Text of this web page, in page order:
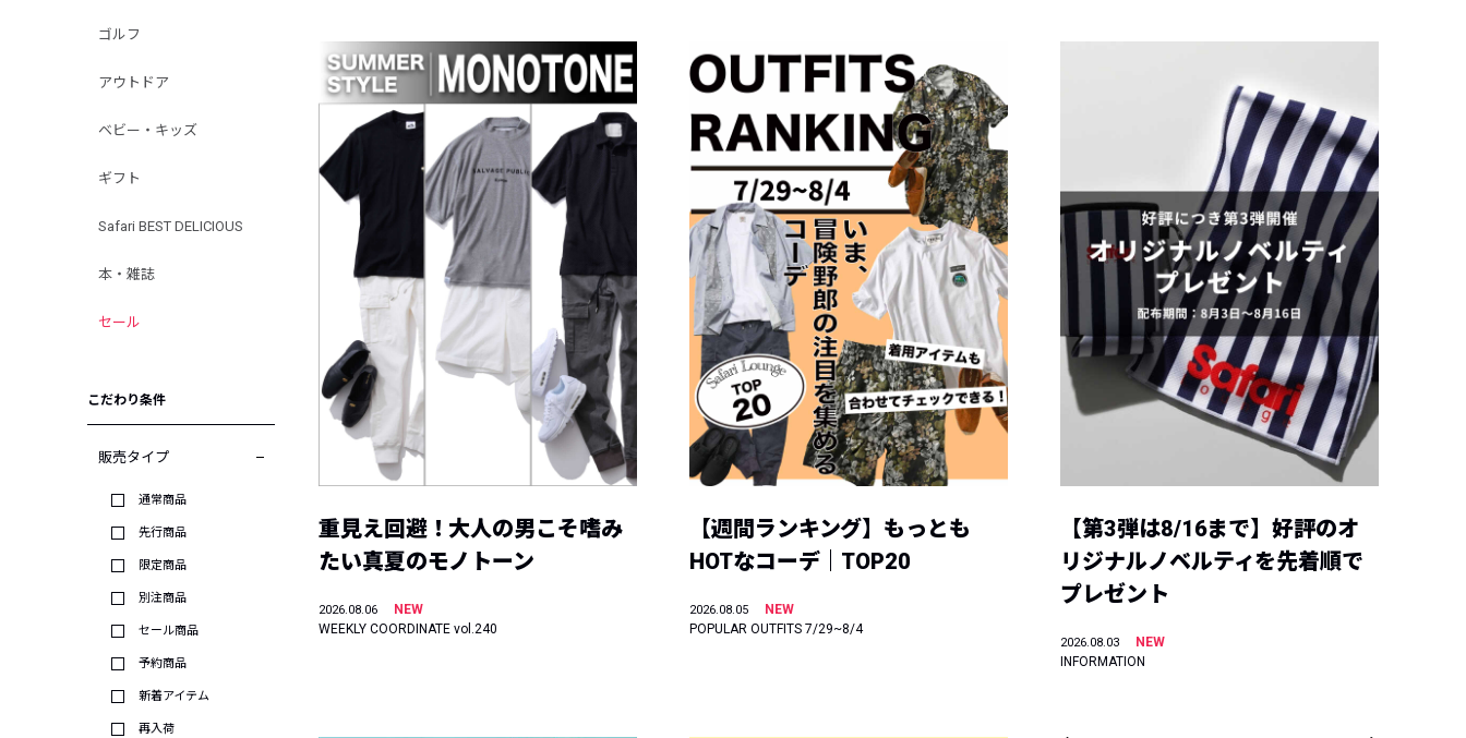
ゴルフ
アウトドア
ベビー・キッズ
ギフト
Safari BEST DELICIOUS
本・雑誌
セール
こだわり条件
販売タイプ
通常商品
先行商品
限定商品
別注商品
セール商品
予約商品
新着アイテム
再入荷
重見え回避！大人の男こそ嗜み
たい真夏のモノトーン
2026.08.06
NEW
WEEKLY COORDINATE vol.240
【週間ランキング】もっとも
HOTなコーデ｜TOP20
2026.08.05
NEW
POPULAR OUTFITS 7/29~8/4
【第3弾は8/16まで】好評のオ
リジナルノベルティを先着順で
プレゼント
2026.08.03
NEW
INFORMATION